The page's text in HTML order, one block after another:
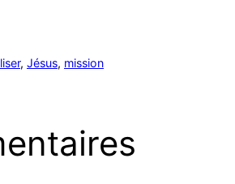
, Jésus, mission